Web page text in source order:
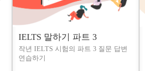
IELTS 말하기 파트 3
작년 IELTS 시험의 파트 3 질문 답변
연습하기